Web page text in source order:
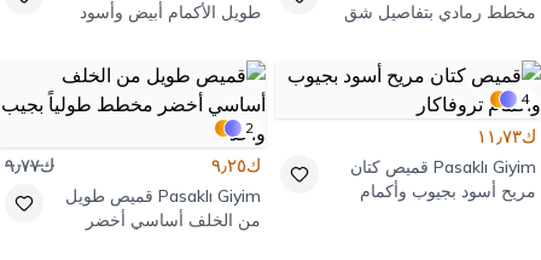
مخطط رمادي بتفاصيل شق
طويل الأكمام أبيض وأسود
4
ك١١٫٧٣
Pasaklı Giyim قميص كتان
مريح أسود بجيوب وأكمام
2
ك٩٫٢٥ ك٩٫٧٧
Pasaklı Giyim قميص طويل
من الخلف أساسي أخضر